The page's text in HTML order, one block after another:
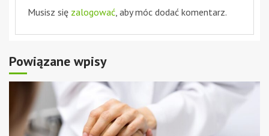
Musisz się zalogować , aby móc dodać komentarz.
Powiązane wpisy